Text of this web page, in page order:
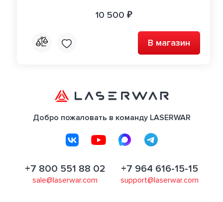
10 500 ₽
В магазин
Добро пожаловать в команду LASERWAR
+7 800 551 88 02
sale@laserwar.com
+7 964 616-15-15
support@laserwar.com